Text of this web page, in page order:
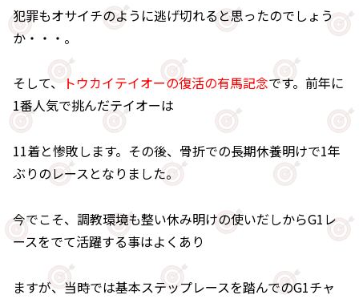
犯罪もオサイチのように逃げ切れると思ったのでしょう
か・・・。
そして、 トウカイテイオーの復活の有馬記念です。前年に
1番人気で挑んだテイオーは
11着と惨敗します。その後、骨折での長期休養明けで1年
ぶりのレースとなりました。
今でこそ、調教環境も整い休み明けの使いだしからG1レ
ースをでて活躍する事はよくあり
ますが、当時では基本ステップレースを踏んでのG1チャ